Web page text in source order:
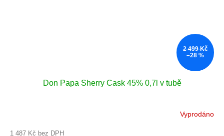
2 499 Kč
–28 %
Don Papa Sherry Cask 45% 0,7l v tubě
Vyprodáno
1 487 Kč bez DPH